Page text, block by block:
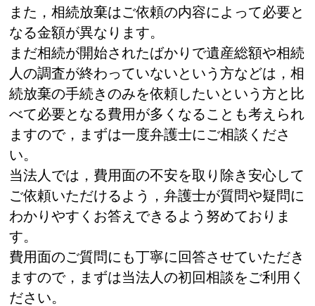
また，相続放棄はご依頼の内容によって必要と
なる金額が異なります。
まだ相続が開始されたばかりで遺産総額や相続
人の調査が終わっていないという方などは，相
続放棄の手続きのみを依頼したいという方と比
べて必要となる費用が多くなることも考えられ
ますので，まずは一度弁護士にご相談くださ
い。
当法人では，費用面の不安を取り除き安心して
ご依頼いただけるよう，弁護士が質問や疑問に
わかりやすくお答えできるよう努めておりま
す。
費用面のご質問にも丁寧に回答させていただき
ますので，まずは当法人の初回相談をご利用く
ださい。